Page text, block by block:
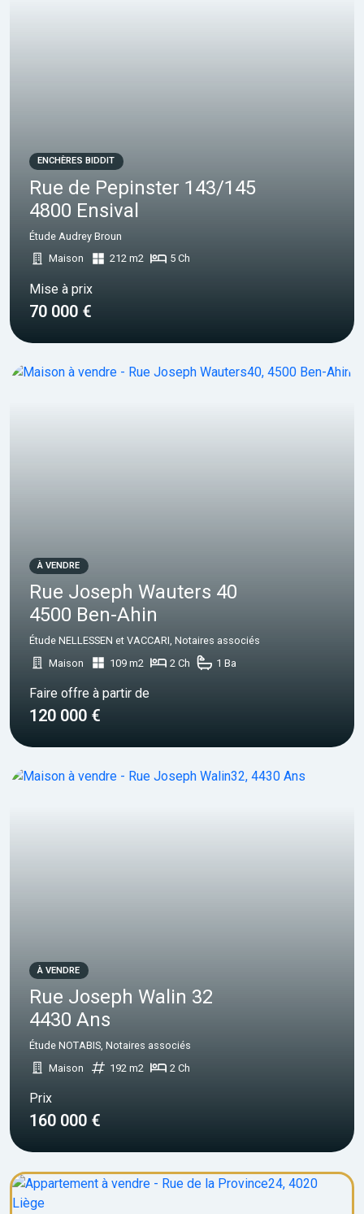
ENCHÈRES BIDDIT
Rue de Pepinster 143/145
4800 Ensival
Étude Audrey Broun
Maison
212 m2 5 Ch
Mise à prix
70 000 €
À VENDRE
Rue Joseph Wauters 40
4500 Ben-Ahin
Étude NELLESSEN et VACCARI, Notaires associés
Maison
109 m2 2 Ch 1 Ba
Faire offre à partir de
120 000 €
À VENDRE
Rue Joseph Walin 32
4430 Ans
Étude NOTABIS, Notaires associés
Maison
192 m2 2 Ch
Prix
160 000 €